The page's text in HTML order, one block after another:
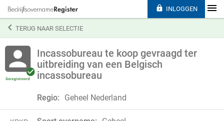
TERUG NAAR SELECTIE
Incassobureau te koop gevraagd ter
uitbreiding van een Belgisch
incassobureau
Regio: Geheel Nederland
 INLOGGEN